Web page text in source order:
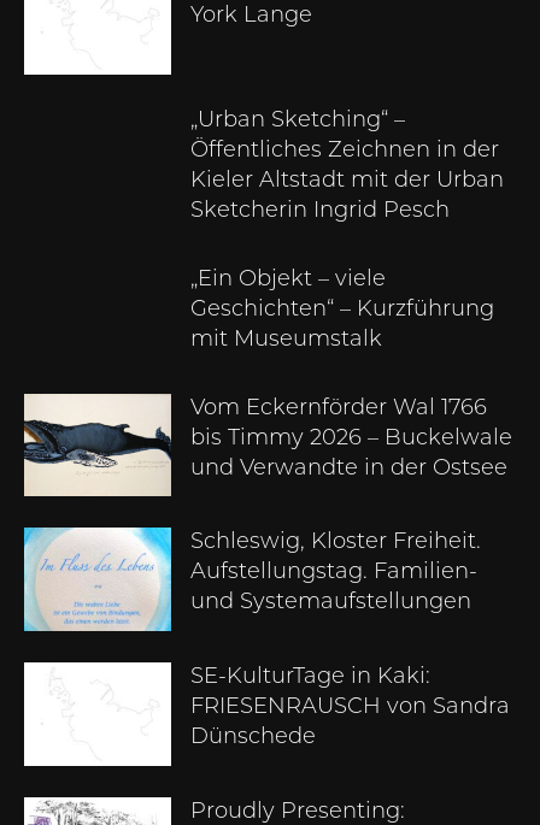
York Lange
„Urban Sketching“ –
Öffentliches Zeichnen in der
Kieler Altstadt mit der Urban
Sketcherin Ingrid Pesch
„Ein Objekt – viele
Geschichten“ – Kurzführung
mit Museumstalk
Vom Eckernförder Wal 1766
bis Timmy 2026 – Buckelwale
und Verwandte in der Ostsee
Schleswig, Kloster Freiheit.
Aufstellungstag. Familien-
und Systemaufstellungen
SE-KulturTage in Kaki:
FRIESENRAUSCH von Sandra
Dünschede
Proudly Presenting: